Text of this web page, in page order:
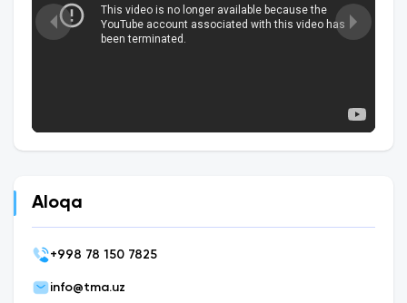
Aloqa
+998 78 150 7825
info@tma.uz